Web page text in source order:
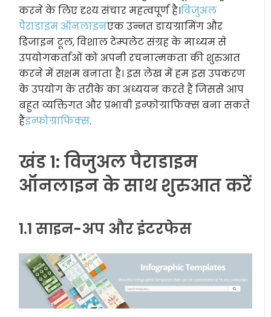
करने के लिए दृश्य संचार महत्वपूर्ण है।विजुअल
पैराडाइम ऑनलाइनएक उन्नत डायग्रामिंग और
डिजाइन टूल, विशाल टेम्पलेट संग्रह के माध्यम से
उपयोगकर्ताओं को अपनी रचनात्मकता की शुरुआत
करने में सक्षम बनाता है। इस लेख में हम इस उपकरण
के उपयोग के तरीके का अध्ययन करते हैं जिससे आप
बहुत व्यक्तिगत और प्रभावी इन्फोग्राफिक्स बना सकते
हैंइन्फोग्राफिक्स.
खंड 1: विजुअल पैराडाइम
ऑनलाइन के साथ शुरुआत करें
1.1 साइन-अप और इंटरफेस